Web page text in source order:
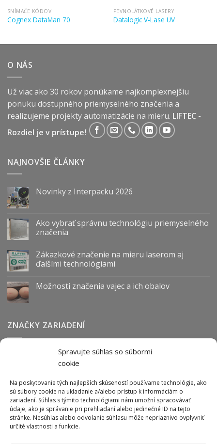
Spravujte súhlas so súbormi
cookie
Na poskytovanie tých najlepších skúseností používame technológie, ako
sú súbory cookie na ukladanie a/alebo prístup k informáciám o
zariadení. Súhlas s týmito technológiami nám umožní spracovávať
údaje, ako je správanie pri prehliadaní alebo jedinečné ID na tejto
stránke. Nesúhlas alebo odvolanie súhlasu môže nepriaznivo ovplyvniť
určité vlastnosti a funkcie.
SNÍMAČE KÓDOV
Cognex DataMan 70
PEVNOLÁTKOVÉ LASERY
Datalogic V-Lase UV
O NÁS
Už viac ako 30 rokov ponúkame najkomplexnejšiu
ponuku dostupného priemyselného značenia a
realizujeme projekty automatizácie na mieru. LIFTEC -
Rozdiel je v prístupe!
NAJNOVŠIE ČLÁNKY
Novinky z Interpacku 2026
Ako vybrať správnu technológiu priemyselného
značenia
Zákazkové značenie na mieru laserom aj
ďalšími technológiami
Možnosti značenia vajec a ich obalov
ZNAČKY ZARIADENÍ
Anser Arca BOFA cab Carl Valentin
Datalogic Hitachi
Norwix
Purex Tiflex Tykma Zanasi
ODBER NEWSLETTERU